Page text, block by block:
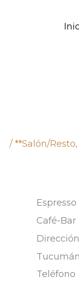
/**Salón/Resto
Espresso
Café-Bar
Dirección
Teléfono